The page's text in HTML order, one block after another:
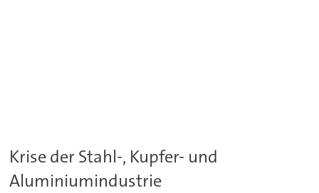
Krise der Stahl-, Kupfer- und
Aluminiumindustrie